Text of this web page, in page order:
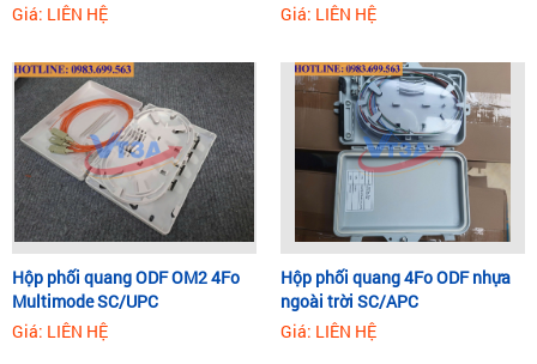
Giá: LIÊN HỆ
Giá: LIÊN HỆ
Hộp phối quang ODF OM2 4Fo
Multimode SC/UPC
Giá: LIÊN HỆ
Hộp phối quang 4Fo ODF nhựa
ngoài trời SC/APC
Giá: LIÊN HỆ